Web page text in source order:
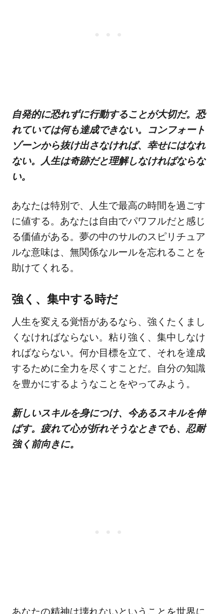
自発的に恐れずに行動することが大切だ。恐
れていては何も達成できない。コンフォート
ゾーンから抜け出さなければ、幸せにはなれ
ない。人生は奇跡だと理解しなければならな
い。
あなたは特別で、人生で最高の時間を過ごす
に値する。あなたは自由でパワフルだと感じ
る価値がある。夢の中のサルのスピリチュア
ルな意味は、無関係なルールを忘れることを
助けてくれる。
強く、集中する時だ
人生を変える覚悟があるなら、強くたくまし
くなければならない。粘り強く、集中しなけ
ればならない。何か目標を立て、それを達成
するために全力を尽くすことだ。自分の知識
を豊かにするようなことをやってみよう。
新しいスキルを身につけ、今あるスキルを伸
ばす。疲れて心が折れそうなときでも、忍耐
強く前向きに。
あなたの精神は壊れないということを世界に